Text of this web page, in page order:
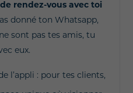
rendez-vous avec toi
donné ton Whatsapp,
sont pas tes amis, tu
eux.
l’appli : pour tes clients,